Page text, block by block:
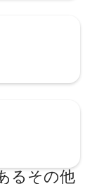
るその他